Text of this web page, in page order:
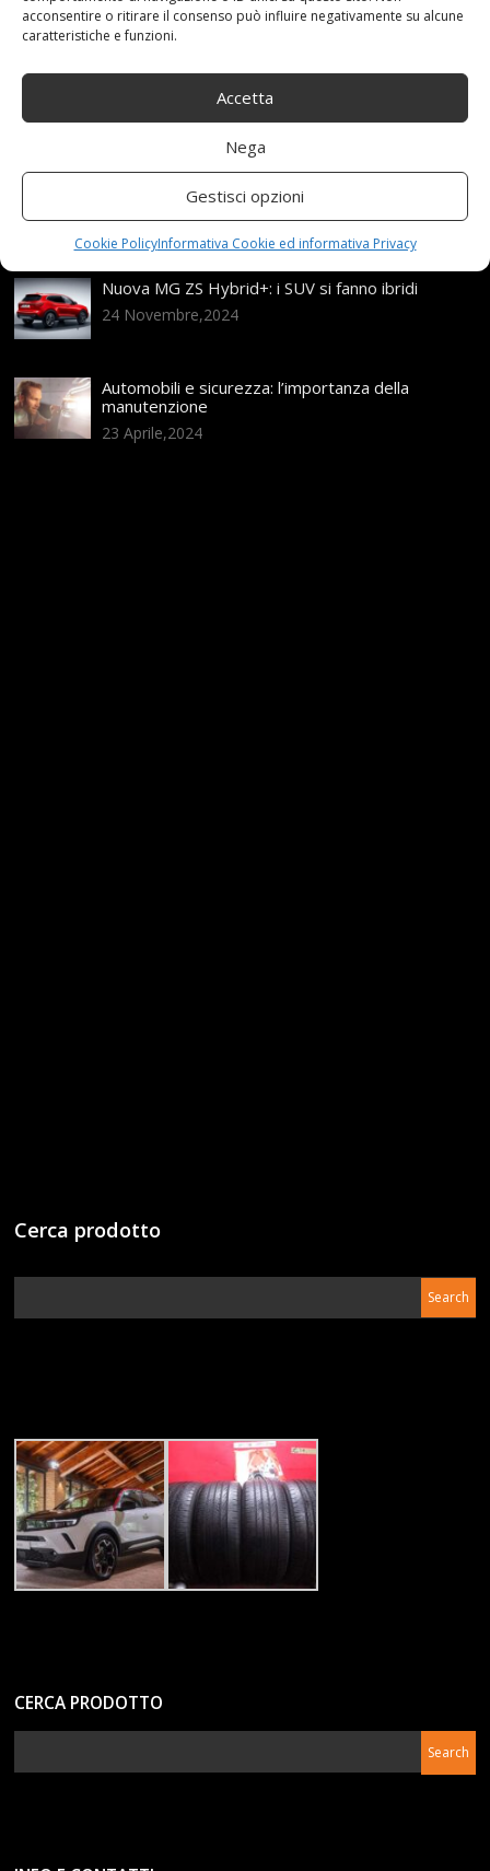
acconsentire o ritirare il consenso può influire negativamente su alcune
caratteristiche e funzioni.
Accetta
Nega
Gestisci opzioni
Cookie PolicyInformativa Cookie ed informativa Privacy
Articoli recenti
Assicurazione auto e sostituzione lunotto: le cose
da sapere
Range Rover: un’icona tra i luxury SUV
Nuova MG ZS Hybrid+: i SUV si fanno ibridi
24 Novembre,2024
Automobili e sicurezza: l’importanza della
manutenzione
23 Aprile,2024
Cerca prodotto
CERCA PRODOTTO